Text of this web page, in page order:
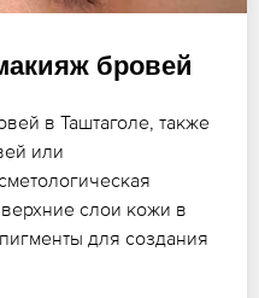
бровей
в Таштаголе, также
или
слои кожи в
для создания